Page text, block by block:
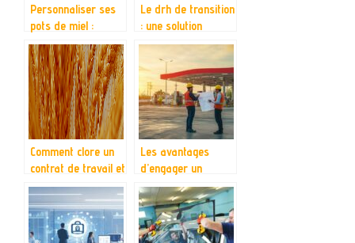
Personnaliser ses
pots de miel :
etiquettes DIY pour
une touche unique
Le drh de transition
: une solution
innovante pour les
entreprises en
mutation
Comment clore un
contrat de travail et
dire adieu a un
salarie de maniere
professionnelle
Les avantages
d’engager un
installateur de
station-service
pour optimiser
votre logistique